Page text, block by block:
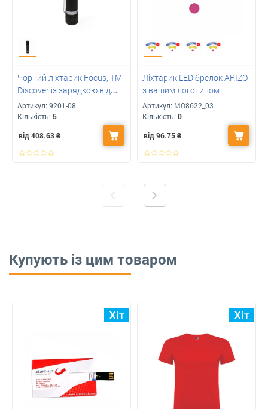
Чорний ліхтарик Focus, TM
Discover із зарядкою від
USB з логотипом
Артикул: 9201-08
Кількість: 5
від 408.63₴
Ліхтарик LED брелок ARIZO
з вашим логотипом
Артикул: MO8622_03
Кількість: 0
від 96.75₴
Купують із цим товаром